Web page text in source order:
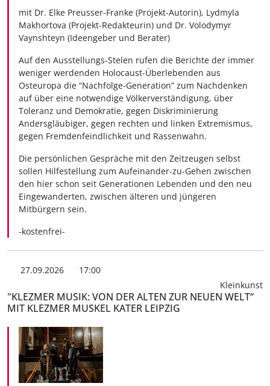
mit Dr. Elke Preusser-Franke (Projekt-Autorin), Lydmyla
Makhortova (Projekt-Redakteurin) und Dr. Volodymyr
Vaynshteyn (Ideengeber und Berater)
Auf den Ausstellungs-Stelen rufen die Berichte der immer
weniger werdenden Holocaust-Überlebenden aus
Osteuropa die “Nachfolge-Generation” zum Nachdenken
auf über eine notwendige Völkerverständigung, über
Toleranz und Demokratie, gegen Diskriminierung
Andersgläubiger, gegen rechten und linken Extremismus,
gegen Fremdenfeindlichkeit und Rassenwahn.
Die persönlichen Gespräche mit den Zeitzeugen selbst
sollen Hilfestellung zum Aufeinander-zu-Gehen zwischen
den hier schon seit Generationen Lebenden und den neu
Eingewanderten, zwischen älteren und jüngeren
Mitbürgern sein.
-kostenfrei-
27.09.2026
17:00
Kleinkunst
"KLEZMER MUSIK: VON DER ALTEN ZUR NEUEN WELT“
MIT KLEZMER MUSKEL KATER LEIPZIG